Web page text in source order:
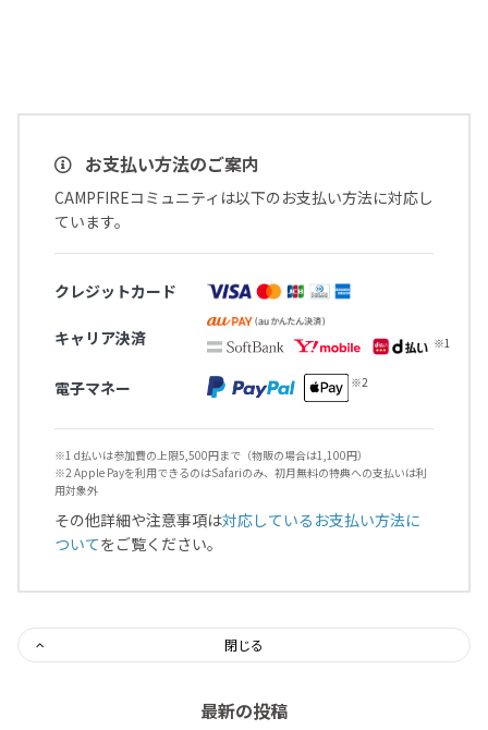
お支払い方法のご案内
CAMPFIREコミュニティは以下のお支払い方法に対応し
ています。
クレジットカード
キャリア決済
電子マネー
※1 d払いは参加費の上限5,500円まで（物販の場合は1,100円）
※2 Apple Payを利用できるのはSafariのみ、初月無料の特典への支払いは利
用対象外
その他詳細や注意事項は対応しているお支払い方法に
ついてをご覧ください。
閉じる
最新の投稿